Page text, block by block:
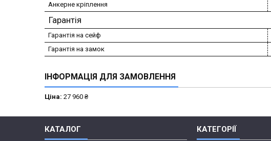
Анкерне кріплення
Гарантія
Гарантія на сейф
Гарантія на замок
ІНФОРМАЦІЯ ДЛЯ ЗАМОВЛЕННЯ
Ціна: 27 960 ₴
КАТАЛОГ КАТЕГОРІЇ